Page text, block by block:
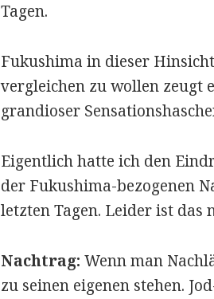
Tagen.
Fukushima in dieser
vergleichen zu wollen zeugt
grandioser
Eigentlich hatte ich den
der Fukushima-bezogenen
letzten Tagen. Leider ist das
Nachtrag: Wenn man
zu seinen eigenen stehen.